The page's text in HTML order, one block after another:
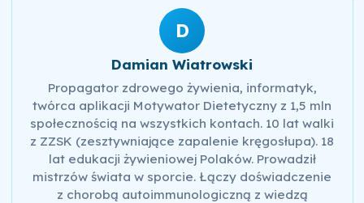
D
Damian Wiatrowski
Propagator zdrowego żywienia, informatyk,
twórca aplikacji Motywator Dietetyczny z 1,5 mln
społecznością na wszystkich kontach. 10 lat walki
z ZZSK (zesztywniające zapalenie kręgosłupa). 18
lat edukacji żywieniowej Polaków. Prowadził
mistrzów świata w sporcie. Łączy doświadczenie
z chorobą autoimmunologiczną z wiedzą